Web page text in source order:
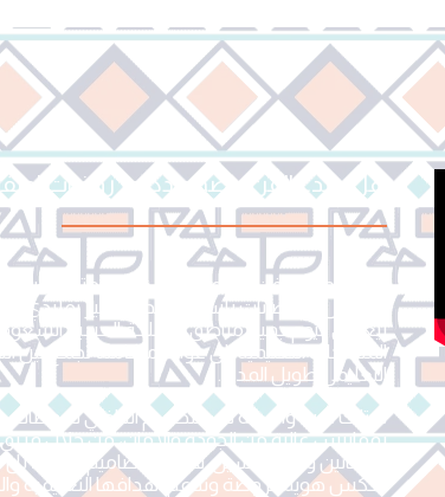
هل مبدع الفن مصمم دكيور روضات
مصنع مبدع الفن هو مصنع سعودي متخصص في
الأطفال والحضانات بأسلوب إبداعي غير تقليدي،
ليغطي اليوم جميع مناطق المملكة العربية
المساحات التعليمية إلى عوالم متكاملة تجمع بين
التعليمي طويل المدى.
نمتلك خبرة واسعة في التصميم الداخلي للروضات
بمقاييس عالية من الجودة والأمان، من خلال
والفنانين والمهندسين. لا نقدّم تصاميم جاهزة،
تعكس هوية الروضة وتدعم أهدافها التعليمية